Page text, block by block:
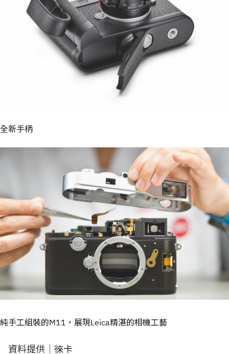
全新手柄
純手工組裝的M11，展現Leica精湛的相機工藝
資料提供｜徠卡